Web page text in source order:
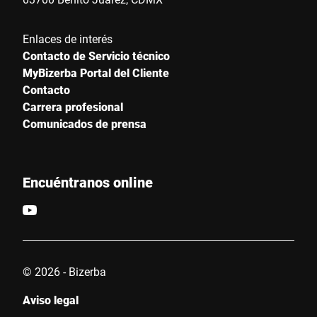
Enlaces de interés
Contacto de Servicio técnico
MyBizerba Portal del Cliente
Contacto
Carrera profesional
Comunicados de prensa
Encuéntranos online
© 2026 - Bizerba
Aviso legal